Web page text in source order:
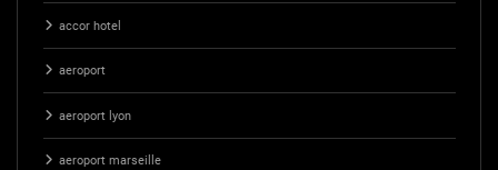
accor hotel
aeroport
aeroport lyon
aeroport marseille